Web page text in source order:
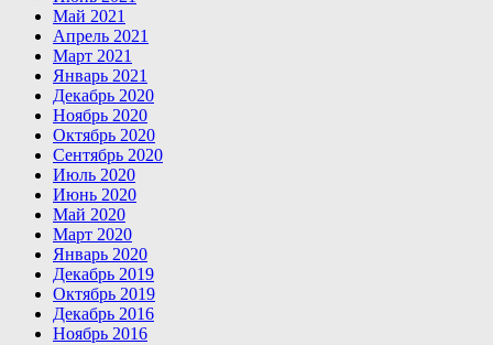
Май 2021
Апрель 2021
Март 2021
Январь 2021
Декабрь 2020
Ноябрь 2020
Октябрь 2020
Сентябрь 2020
Июль 2020
Июнь 2020
Май 2020
Март 2020
Январь 2020
Декабрь 2019
Октябрь 2019
Декабрь 2016
Ноябрь 2016